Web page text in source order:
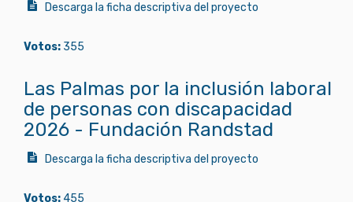
Descarga la ficha descriptiva del proyecto
Votos: 355
Las Palmas por la inclusión laboral
de personas con discapacidad
2026 - Fundación Randstad
Descarga la ficha descriptiva del proyecto
Votos:455